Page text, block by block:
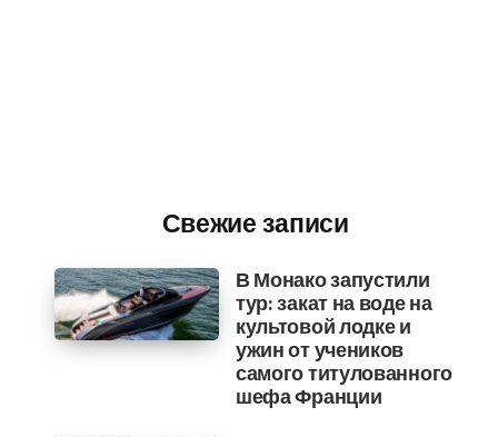
Свежие записи
В Монако запустили
тур: закат на воде на
культовой лодке и
ужин от учеников
самого титулованного
шефа Франции